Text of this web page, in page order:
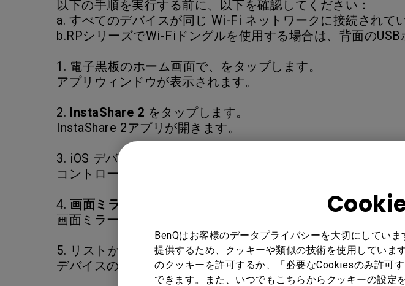
BenQはお客様のデータプライバシーを大切にしてい
提供するため、クッキーや類似の技術を使用していま
のクッキーを許可するか、「必要なCookiesのみ許可
できます。また、いつでもこちらからクッキーの設定
以下の手順を実行する前に、以下を確認してください：
a. すべてのデバイスが同じ Wi-Fi ネットワークに接続されて
b.RPシリーズでWi-Fiドングルを使用する場合は、背面の
1. 電子黒板のホーム画面で、をタップします。
アプリウィンドウが表示されます。
2. InstaShare 2 をタップします。
InstaShare 2アプリが開きます。
3. iOS デバイスで、画面の右上隅から下にスワイプします。
コントロールセンターが表示されます。
4. 画面ミラーリング
画面ミラーリングメニューが表示されます。
5. リストから電子黒板名をタップします。
デバイスの画面が電子黒板にミラーリングされます。